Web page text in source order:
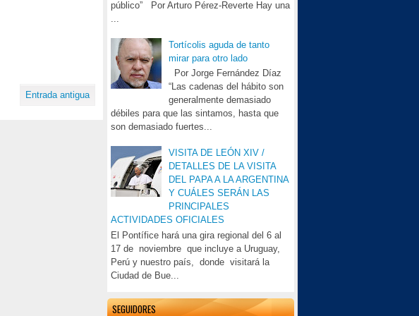
público” Por Arturo Pérez-Reverte Hay una
Tortícolis aguda de tanto
mirar para otro lado
Por Jorge Fernández Díaz
“Las cadenas del hábito son
generalmente demasiado
débiles para que las sintamos, hasta que
son demasiado fuertes...
VISITA DE LEÓN XIV /
DETALLES DE LA VISITA
DEL PAPA A LA ARGENTINA
Y CUÁLES SERÁN LAS
PRINCIPALES
ACTIVIDADES OFICIALES
El Pontífice hará una gira regional del 6 al
17 de noviembre que incluye a Uruguay,
Perú y nuestro país, donde visitará la
Ciudad de Bue...
SEGUIDORES
Entrada antigua